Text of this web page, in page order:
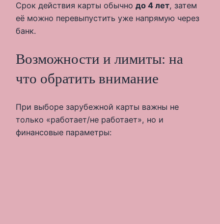
Срок действия карты обычно до 4 лет, затем
её можно перевыпустить уже напрямую через
банк.
Возможности и лимиты: на
что обратить внимание
При выборе зарубежной карты важны не
только «работает/не работает», но и
финансовые параметры: